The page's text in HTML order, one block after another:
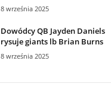
8 września 2025
Dowódcy QB Jayden Daniels
rysuje giants lb Brian Burns
8 września 2025